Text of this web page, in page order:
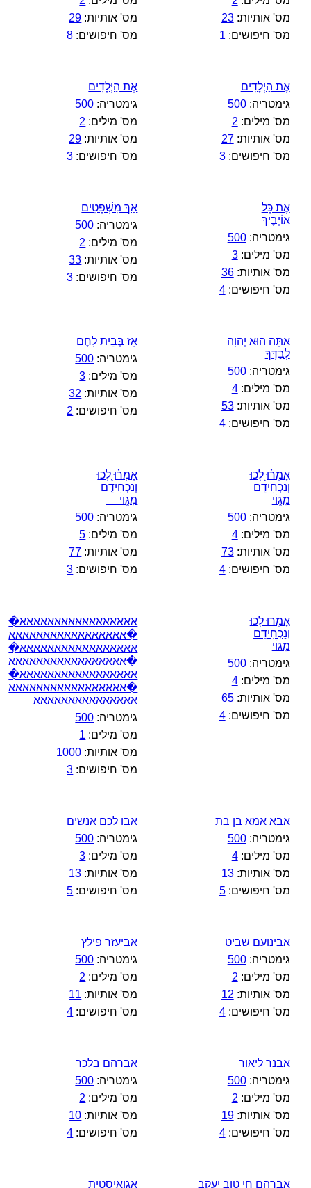
מס' אותיות:23
מס' חיפושים: 1
מס' אותיות: 29
מס' חיפושים: 8
אֶת הַיְלָדִים
גימטריה:500
מס' מילים: 2
מס' אותיות:27
מס' חיפושים:3
אֶת הַיְּלָדִים
גימטריה: 500
מס' מילים: 2
מס' אותיות: 29
מס' חיפושים: 3
אֶת כָּל
אוֹיְבֶיךָ
גימטריה:500
מס' מילים:3
מס' אותיות:36
מס' חיפושים:4
אַךְ מִשְׁפָּטִים
גימטריה: 500
מס' מילים: 2
מס' אותיות: 33
מס' חיפושים: 3
אַתָּה הוּא יְהוָה
לְבַדֶּךָ
גימטריה:500
מס' מילים:4
מס' אותיות:53
מס' חיפושים:4
אָז בְּבֵית לָחֶם
גימטריה: 500
מס' מילים: 3
מס' אותיות: 32
מס' חיפושים: 2
אָמְר֗וּ לְ֭כוּ
וְנַכְחִידֵ֣ם
מִגּ֑וֹי
גימטריה:500
מס' מילים:4
מס' אותיות:73
מס' חיפושים:4
אָמְר֗וּ לְ֭כוּ
וְנַכְחִידֵ֣ם
מִגּ֑וֹי
גימטריה: 500
מס' מילים: 5
מס' אותיות: 77
מס' חיפושים: 3
אָמְרוּ לְכוּ
וְנַכְחִידֵם
מִגּוֹי
גימטריה:500
מס' מילים:4
מס' אותיות:65
מס' חיפושים:4
אאאאאאאאאאאאאאאאא�
�אאאאאאאאאאאאאאאאא
אאאאאאאאאאאאאאאאא�
�אאאאאאאאאאאאאאאאא
אאאאאאאאאאאאאאאאא�
�אאאאאאאאאאאאאאאאא
אאאאאאאאאאאאאאא
גימטריה: 500
מס' מילים: 1
מס' אותיות: 1000
מס' חיפושים: 3
אבא אמא בן בת
גימטריה:500
מס' מילים:4
מס' אותיות:13
מס' חיפושים:5
אבו לכם אנשים
גימטריה: 500
מס' מילים: 3
מס' אותיות: 13
מס' חיפושים: 5
אבינועם שביט
גימטריה:500
מס' מילים: 2
מס' אותיות: 12
מס' חיפושים:4
אביעזר פילץ
גימטריה: 500
מס' מילים: 2
מס' אותיות: 11
מס' חיפושים: 4
אבנר ליאור
גימטריה:500
מס' מילים: 2
מס' אותיות:19
מס' חיפושים:4
אברהם בלכר
גימטריה: 500
מס' מילים: 2
מס' אותיות: 10
מס' חיפושים: 4
אברהם חי טוב יעקב
אגואיסטית